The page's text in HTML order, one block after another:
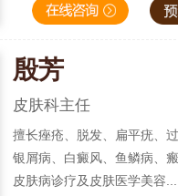
殷芳
皮肤科主任
擅长痤疮、脱发、扁平疣、过
银屑病、白癜风、鱼鳞病、
皮肤病诊疗及皮肤医学美容...